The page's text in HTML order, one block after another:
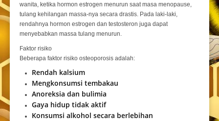
wanita, ketika hormon estrogen menurun saat masa menopause,
tulang kehilangan massa-nya secara drastis. Pada laki-laki,
rendahnya hormon estrogen dan testosteron juga dapat
menyebabkan massa tulang menurun.
Faktor risiko
Beberapa faktor risiko osteoporosis adalah:
Rendah kalsium
Mengkonsumsi tembakau
Anoreksia dan bulimia
Gaya hidup tidak aktif
Konsumsi alkohol secara berlebihan